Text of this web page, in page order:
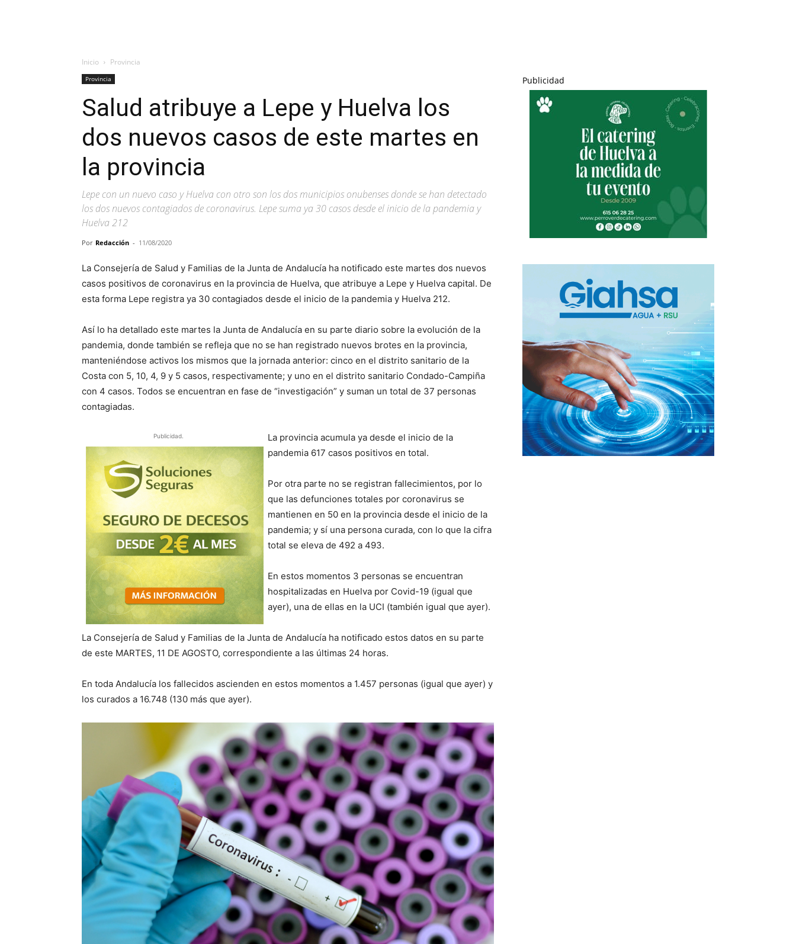
Inicio Provincia
Provincia
Salud atribuye a Lepe y Huelva los
dos nuevos casos de este martes en
la provincia
Lepe con un nuevo caso y Huelva con otro son los dos municipios onubenses donde se han detectado
los dos nuevos contagiados de coronavirus. Lepe suma ya 30 casos desde el inicio de la pandemia y
Huelva 212
Por Redacción - 11/08/2020
La Consejería de Salud y Familias de la Junta de Andalucía ha notificado este martes dos nuevos
casos positivos de coronavirus en la provincia de Huelva, que atribuye a Lepe y Huelva capital. De
esta forma Lepe registra ya 30 contagiados desde el inicio de la pandemia y Huelva 212.
Así lo ha detallado este martes la Junta de Andalucía en su parte diario sobre la evolución de la
pandemia, donde también se refleja que no se han registrado nuevos brotes en la provincia,
manteniéndose activos los mismos que la jornada anterior: cinco en el distrito sanitario de la
Costa con 5, 10, 4, 9 y 5 casos, respectivamente; y uno en el distrito sanitario Condado-Campiña
con 4 casos. Todos se encuentran en fase de “investigación” y suman un total de 37 personas
contagiadas.
Publicidad.
La provincia acumula ya desde el inicio de la
pandemia 617 casos positivos en total.
Por otra parte no se registran fallecimientos, por lo
que las defunciones totales por coronavirus se
mantienen en 50 en la provincia desde el inicio de la
pandemia; y sí una persona curada, con lo que la cifra
total se eleva de 492 a 493.
En estos momentos 3 personas se encuentran
hospitalizadas en Huelva por Covid-19 (igual que
ayer), una de ellas en la UCI (también igual que ayer).
La Consejería de Salud y Familias de la Junta de Andalucía ha notificado estos datos en su parte
de este MARTES, 11 DE AGOSTO, correspondiente a las últimas 24 horas.
En toda Andalucía los fallecidos ascienden en estos momentos a 1.457 personas (igual que ayer) y
los curados a 16.748 (130 más que ayer).
Publicidad